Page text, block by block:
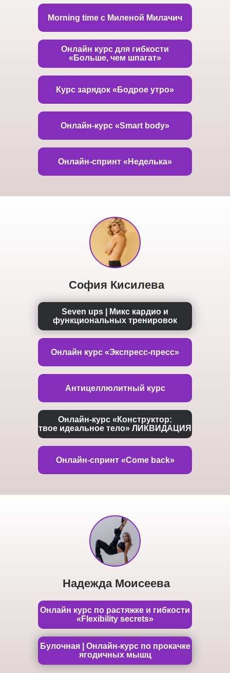
Онлайн курс для гибкости
«Больше, чем шпагат»
Курс зарядок «Бодрое утро»
Онлайн-курс «Smart body»
Онлайн-спринт «Неделька»
Morning time с Миленой Милачич
Онлайн курс «Экспресс-пресс»
София Кисилева
Антицеллюлитный курс
Онлайн-курс «Конструктор:
твое идеальное тело» ЛИКВИДАЦИЯ
Онлайн-спринт «Come back»
Seven ups | Микс кардио и
функциональных тренировок
Онлайн курс по растяжке и гибкости
«Flexibility secrets»
Надежда Моисеева
Булочная | Онлайн-курс по прокачке
ягодичных мышц